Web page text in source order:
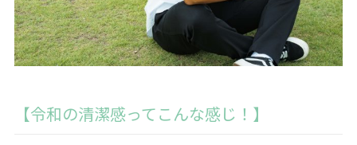
【令和の清潔感ってこんな感じ！】